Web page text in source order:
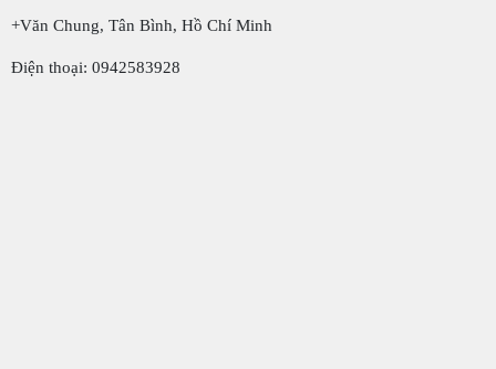
+Văn Chung, Tân Bình, Hồ Chí Minh
Điện thoại: 0942583928